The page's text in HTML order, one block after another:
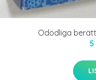
Odödliga
5